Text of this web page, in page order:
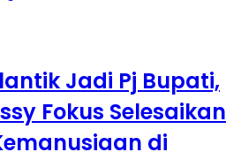
Jadi Pj Bupati,
Fokus Selesaikan
di